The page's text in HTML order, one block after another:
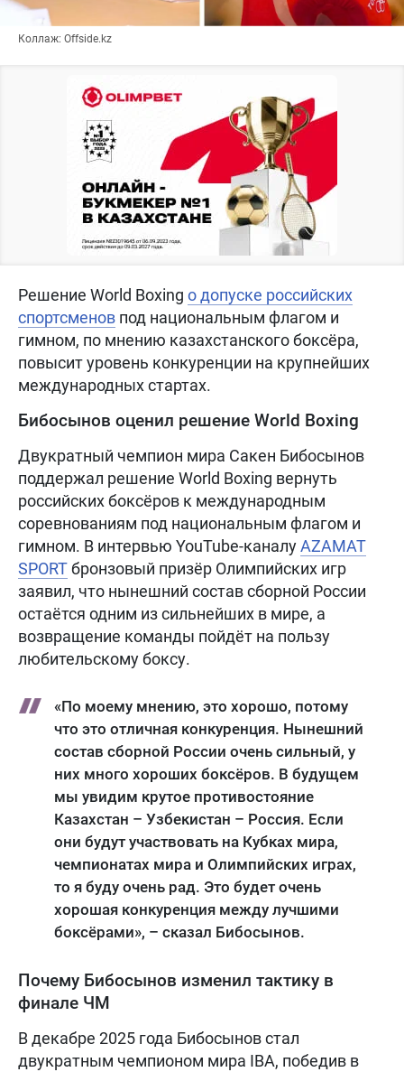
Коллаж: Offside.kz
Решение World Boxing о допуске российских
спортсменов под национальным флагом и
гимном, по мнению казахстанского боксёра,
повысит уровень конкуренции на крупнейших
международных стартах.
Бибосынов оценил решение World Boxing
Двукратный чемпион мира Сакен Бибосынов
поддержал решение World Boxing вернуть
российских боксёров к международным
соревнованиям под национальным флагом и
гимном. В интервью YouTube-каналуAZAMAT
SPORTбронзовый призёр Олимпийских игр
заявил, что нынешний состав сборной России
остаётся одним из сильнейших в мире, а
возвращение команды пойдёт на пользу
любительскому боксу.
«По моему мнению, это хорошо, потому
что это отличная конкуренция. Нынешний
состав сборной России очень сильный, у
них много хороших боксёров. В будущем
мы увидим крутое противостояние
Казахстан – Узбекистан – Россия. Если
они будут участвовать на Кубках мира,
чемпионатах мира и Олимпийских играх,
то я буду очень рад. Это будет очень
хорошая конкуренция между лучшими
боксёрами», – сказал Бибосынов.
Почему Бибосынов изменил тактику в
финале ЧМ
В декабре 2025 года Бибосынов стал
двукратным чемпионом мира IBA, победив в